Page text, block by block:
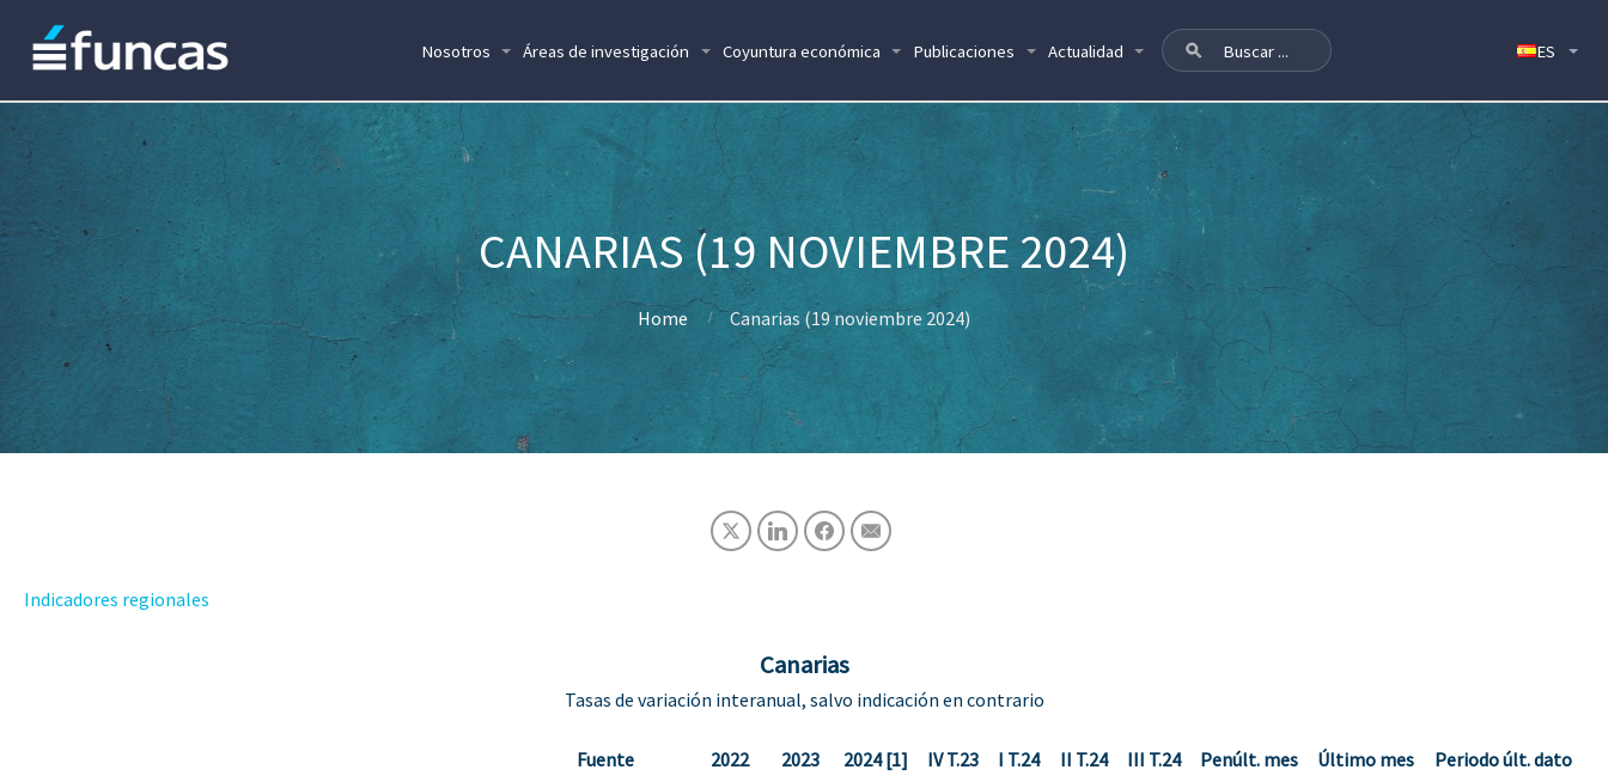
Nosotros Áreas de investigación Coyuntura económica Publicaciones Actualidad
CANARIAS (19 NOVIEMBRE 2024)
Home Canarias (19 noviembre 2024)
Indicadores regionales
Canarias
Tasas de variación interanual, salvo indicación en contrario
Fuente 2022 2023 2024 [1] IV T.23 I T.24 II T.24 III T.24 Penúlt. mes Último mes
Periodo últ. dato